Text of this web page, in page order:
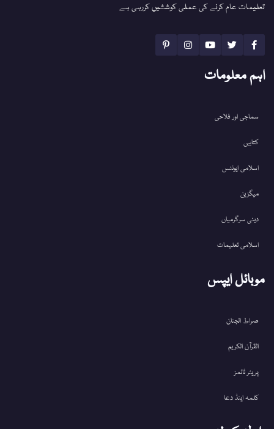
تعلیمات عام کرنے کی عملی کوششیں کررہی ہے
اہم معلومات
سماجی اور فلاحی
کتابیں
اسلامی ایونٹس
میگزین
دینی سرگرمیاں
اسلامی تعلیمات
موبائل ایپس
صراط الجنان
القرآن الکریم
پریئر ٹائمز
کلمہ اینڈ دعا